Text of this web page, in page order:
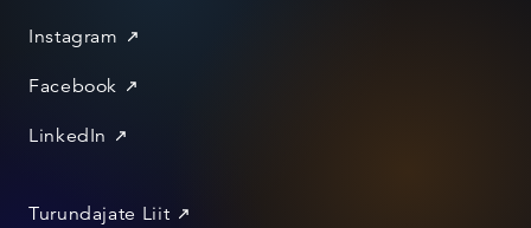
Instagram
Facebook
LinkedIn
Turundajate Liit